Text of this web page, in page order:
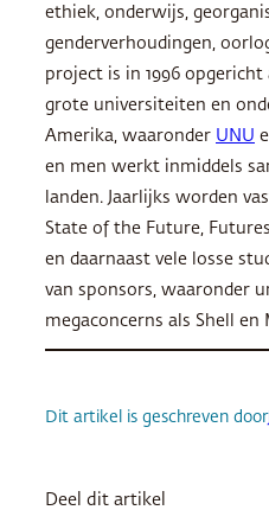
ethiek, onderwijs,
genderverhoudingen,
project is in 1996
grote universiteiten en
Amerika, waaronder UNU
en men werkt inmiddels
landen. Jaarlijks worden
State of the Future,
en daarnaast vele losse
van sponsors, waaronder
megaconcerns als Shell en
Dit artikel is geschreven door
Deel dit artikel